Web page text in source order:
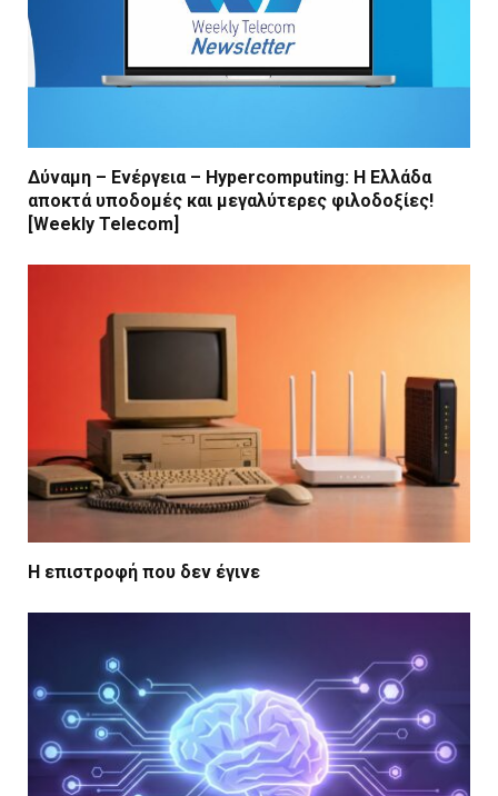
Δύναμη – Ενέργεια – Ηypercomputing: Η Ελλάδα
αποκτά υποδομές και μεγαλύτερες φιλοδοξίες!
[Weekly Telecom]
Η επιστροφή που δεν έγινε